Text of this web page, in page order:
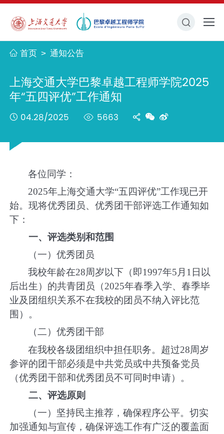
首页 > 通知公告
上海交通大学巴黎卓越工程师学院2025
年“五四评优”工作通知
04.28/2025 5663
各位同学：
2025年上海交通大学“五四评优”工作现已开
始。现将优秀团员、优秀团干部评选工作通知如
下：
一、评选类别和范围
（一）优秀团员
我校年龄在28周岁以下（即1997年5月 1 日以
后出生）的共青团员（2025年春季入学、春季毕
业及团组织关系不在我校的团员不纳入评比范
围）。
（二）优秀团干部
在我校各级团组织中担任职务。超过28周岁
参评的团干部必须是中共党员或中共预备党员
（优秀团干部和优秀团员不可同时申请）。
二、评选原则
（一）坚持民主推荐，确保程序公平。切实
加强通知与宣传，确保评选工作有广泛的覆盖面